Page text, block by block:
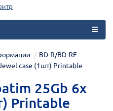
BD-R/BD-RE
case (1шт) Printable
25Gb 6x
Printable